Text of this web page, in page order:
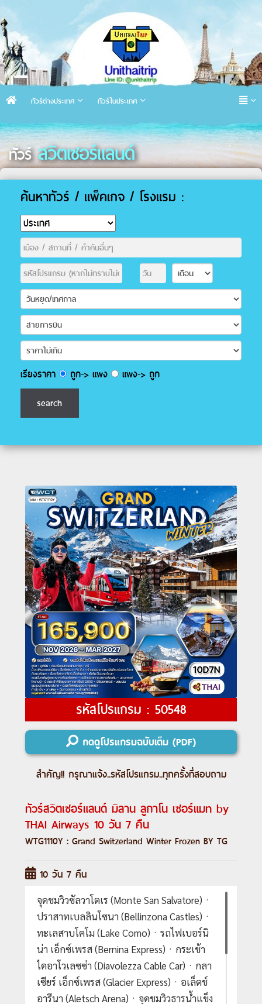
ทัวร์ต่างประเทศ ทัวร์ในประเทศ
ทัวร์ สวิตเซอร์แลนด์
ค้นหาทัวร์ / แพ็คเกจ / โรงแรม :
เรียงราคา ถูก-> แพง แพง-> ถูก
รหัสโปรแกรม : 50548
กดดูโปรแกรมฉบับเต็ม (PDF)
สำคัญ!! กรุณาแจ้ง..รหัสโปรแกรม..ทุกครั้งที่สอบถาม
ทัวร์สวิตเซอร์แลนด์ มิลาน ลูกาโน เซอร์แมท by
THAI Airways 10 วัน 7 คืน
WTG1110Y : Grand Switzerland Winter Frozen BY TG
10 วัน 7 คืน
จุดชมวิวซัลวาโตเร (Monte San Salvatore)ㆍ
ปราสาทเบลลินโซนา (Bellinzona Castles)ㆍ
ทะเลสาบโคโม (Lake Como)ㆍรถไฟเบอร์นิ
น่า เอ็กซ์เพรส (Bernina Express)ㆍกระเช้า
ไดอาโวเลซซ่า (Diavolezza Cable Car)ㆍกลา
เซียร์ เอ็กซ์เพรส (Glacier Express)ㆍอเล็ตช์
อารีนา (Aletsch Arena)ㆍจุดชมวิวธารน้ำแข็ง